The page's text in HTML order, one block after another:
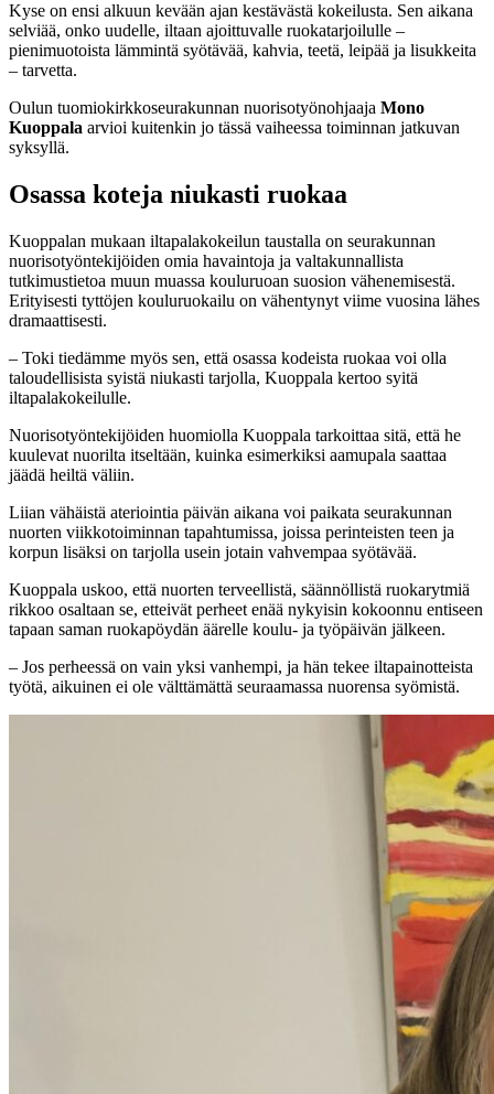
Kyse on ensi alkuun kevään ajan kestävästä kokeilusta. Sen aikana
selviää, onko uudelle, iltaan ajoittuvalle ruokatarjoilulle –
pienimuotoista lämmintä syötävää, kahvia, teetä, leipää ja lisukkeita
– tarvetta.
Oulun tuomiokirkkoseurakunnan nuorisotyönohjaaja Mono
Kuoppala arvioi kuitenkin jo tässä vaiheessa toiminnan jatkuvan
syksyllä.
Osassa koteja niukasti ruokaa
Kuoppalan mukaan iltapalakokeilun taustalla on seurakunnan
nuorisotyöntekijöiden omia havaintoja ja valtakunnallista
tutkimustietoa muun muassa kouluruoan suosion vähenemisestä.
Erityisesti tyttöjen kouluruokailu on vähentynyt viime vuosina lähes
dramaattisesti.
– Toki tiedämme myös sen, että osassa kodeista ruokaa voi olla
taloudellisista syistä niukasti tarjolla, Kuoppala kertoo syitä
iltapalakokeilulle.
Nuorisotyöntekijöiden huomiolla Kuoppala tarkoittaa sitä, että he
kuulevat nuorilta itseltään, kuinka esimerkiksi aamupala saattaa
jäädä heiltä väliin.
Liian vähäistä ateriointia päivän aikana voi paikata seurakunnan
nuorten viikkotoiminnan tapahtumissa, joissa perinteisten teen ja
korpun lisäksi on tarjolla usein jotain vahvempaa syötävää.
Kuoppala uskoo, että nuorten terveellistä, säännöllistä ruokarytmiä
rikkoo osaltaan se, etteivät perheet enää nykyisin kokoonnu entiseen
tapaan saman ruokapöydän äärelle koulu- ja työpäivän jälkeen.
– Jos perheessä on vain yksi vanhempi, ja hän tekee iltapainotteista
työtä, aikuinen ei ole välttämättä seuraamassa nuorensa syömistä.